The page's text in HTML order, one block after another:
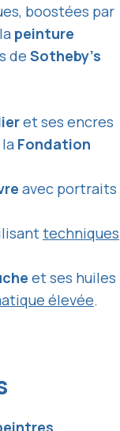
boostées par
peinture
de Sotheby’s
et ses encres
Fondation
avec portraits
techniques
et ses huiles
élevée.